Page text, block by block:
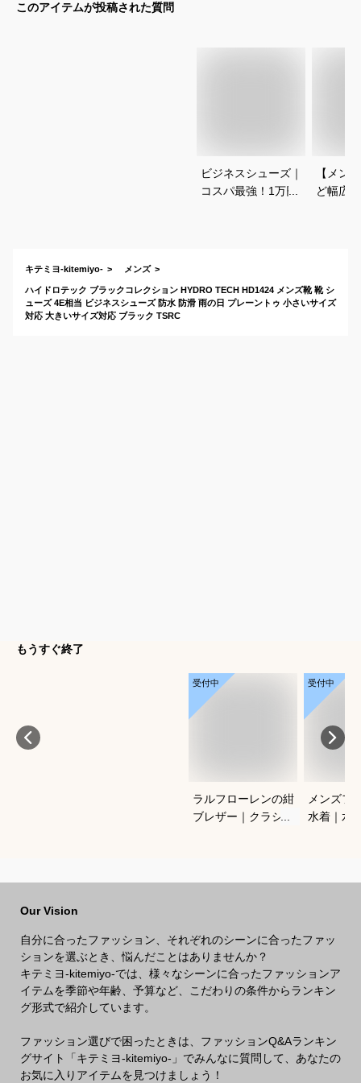
このアイテムが投稿された質問
ビジネスシューズ｜
コスパ最強！1万円
【メン
ど幅広
キテミヨ-kitemiyo- メンズ
ハイドロテック ブラックコレクション HYDRO TECH HD1424 メンズ靴 靴 シ
ューズ 4E相当 ビジネスシューズ 防水 防滑 雨の日 プレーントゥ 小さいサイズ
対応 大きいサイズ対応 ブラック TSRC
もうすぐ終了
受付中
ラルフローレンの紺
ブレザー｜クラシッ
受付中
メンズフ
水着｜水
Our Vision
自分に合ったファッション、それぞれのシーンに合ったファッ
ションを選ぶとき、悩んだことはありませんか？
キテミヨ-kitemiyo-では、様々なシーンに合ったファッションア
イテムを季節や年齢、予算など、こだわりの条件からランキン
グ形式で紹介しています。
ファッション選びで困ったときは、ファッションQ&Aランキン
グサイト「キテミヨ-kitemiyo-」でみんなに質問して、あなたの
お気に入りアイテムを見つけましょう！